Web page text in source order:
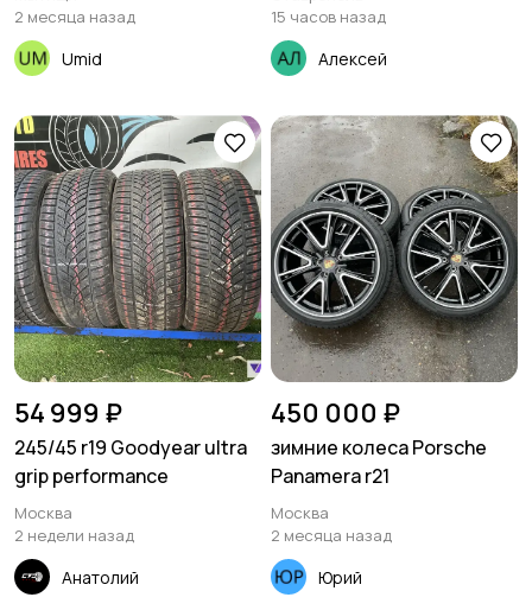
2 месяца назад
Umid
15 часов назад
Алексей
54 999 ₽
245/45 r19 Goodyear ultra
grip performance
Москва
2 недели назад
Анатолий
450 000 ₽
зимние колеса Porsche
Panamera r21
Москва
2 месяца назад
Юрий